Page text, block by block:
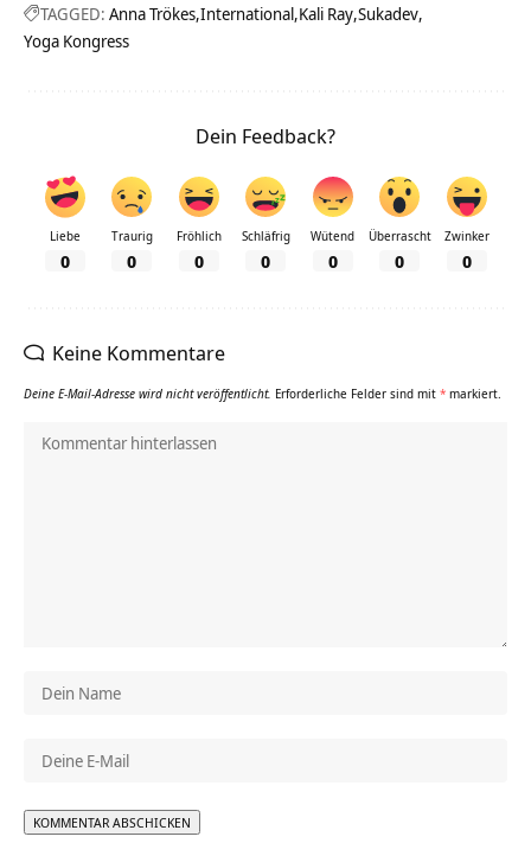
TAGGED: Anna Trökes International Kali Ray Sukadev
Yoga Kongress
Dein Feedback?
Liebe
0
Traurig
0
Fröhlich
0
Schläfrig
0
Wütend
0
Überrascht
0
Zwinker
0
Keine Kommentare
Deine E-Mail-Adresse wird nicht veröffentlicht. Erforderliche Felder sind mit * markiert.